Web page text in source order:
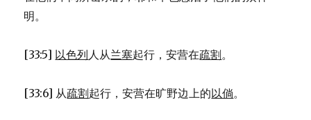
明。
[33:5] 以色列人从兰塞起行，安营在疏割。
[33:6] 从疏割起行，安营在旷野边上的以倘。